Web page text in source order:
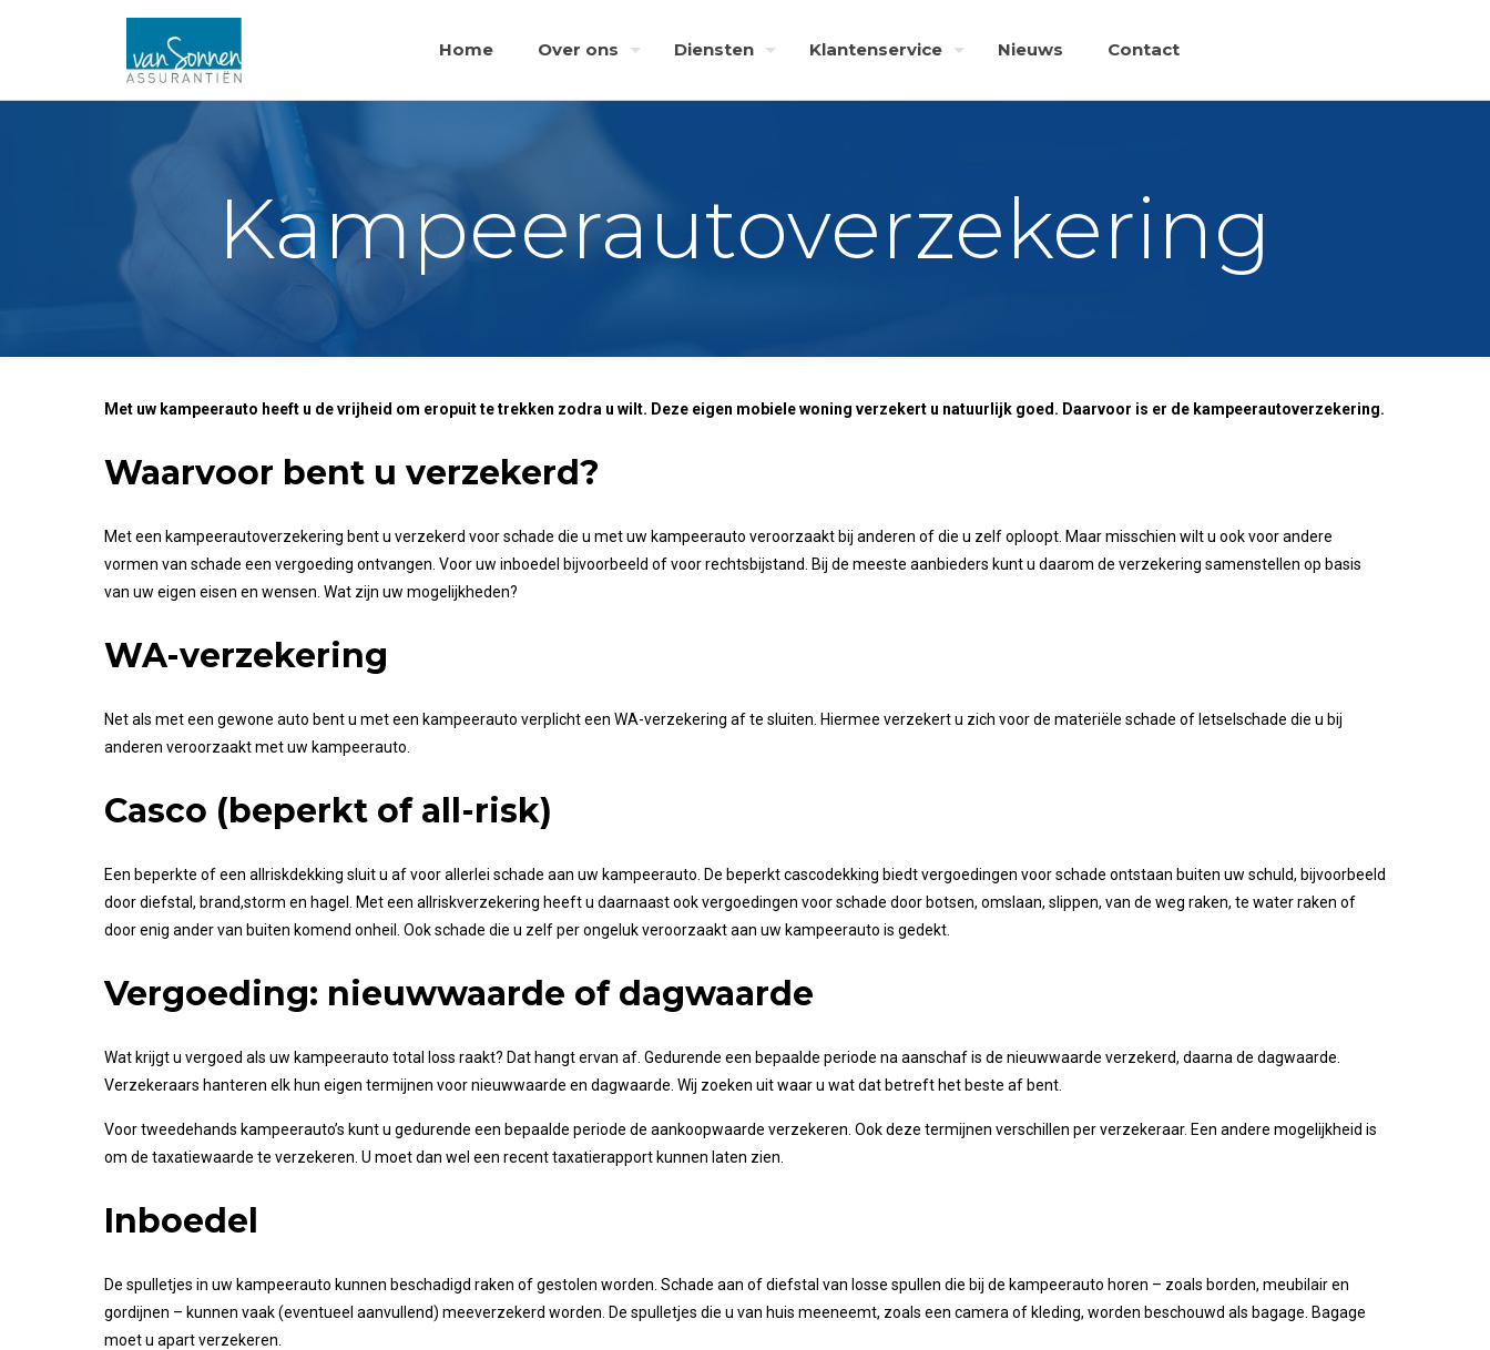
Home Over ons Diensten Klantenservice Nieuws Contact
Kampeerautoverzekering
Met uw kampeerauto heeft u de vrijheid om eropuit te trekken zodra u wilt. Deze eigen mobiele woning verzekert u natuurlijk goed. Daarvoor is er de kampeerautoverzekering.
Waarvoor bent u verzekerd?
Met een kampeerautoverzekering bent u verzekerd voor schade die u met uw kampeerauto veroorzaakt bij anderen of die u zelf oploopt. Maar misschien wilt u ook voor andere
vormen van schade een vergoeding ontvangen. Voor uw inboedel bijvoorbeeld of voor rechtsbijstand. Bij de meeste aanbieders kunt u daarom de verzekering samenstellen op basis
van uw eigen eisen en wensen. Wat zijn uw mogelijkheden?
WA-verzekering
Net als met een gewone auto bent u met een kampeerauto verplicht een WA-verzekering af te sluiten. Hiermee verzekert u zich voor de materiële schade of letselschade die u bij
anderen veroorzaakt met uw kampeerauto.
Casco (beperkt of all-risk)
Een beperkte of een allriskdekking sluit u af voor allerlei schade aan uw kampeerauto. De beperkt cascodekking biedt vergoedingen voor schade ontstaan buiten uw schuld, bijvoorbeeld
door diefstal, brand,storm en hagel. Met een allriskverzekering heeft u daarnaast ook vergoedingen voor schade door botsen, omslaan, slippen, van de weg raken, te water raken of
door enig ander van buiten komend onheil. Ook schade die u zelf per ongeluk veroorzaakt aan uw kampeerauto is gedekt.
Vergoeding: nieuwwaarde of dagwaarde
Wat krijgt u vergoed als uw kampeerauto total loss raakt? Dat hangt ervan af. Gedurende een bepaalde periode na aanschaf is de nieuwwaarde verzekerd, daarna de dagwaarde.
Verzekeraars hanteren elk hun eigen termijnen voor nieuwwaarde en dagwaarde. Wij zoeken uit waar u wat dat betreft het beste af bent.
Voor tweedehands kampeerauto’s kunt u gedurende een bepaalde periode de aankoopwaarde verzekeren. Ook deze termijnen verschillen per verzekeraar. Een andere mogelijkheid is
om de taxatiewaarde te verzekeren. U moet dan wel een recent taxatierapport kunnen laten zien.
Inboedel
De spulletjes in uw kampeerauto kunnen beschadigd raken of gestolen worden. Schade aan of diefstal van losse spullen die bij de kampeerauto horen – zoals borden, meubilair en
gordijnen – kunnen vaak (eventueel aanvullend) meeverzekerd worden. De spulletjes die u van huis meeneemt, zoals een camera of kleding, worden beschouwd als bagage. Bagage
moet u apart verzekeren.